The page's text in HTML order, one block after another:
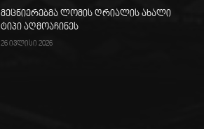
მეცნიერებმა ლომის ღრიალის ახალი
ტიპი აღმოაჩინეს
26 ივლისი 2026